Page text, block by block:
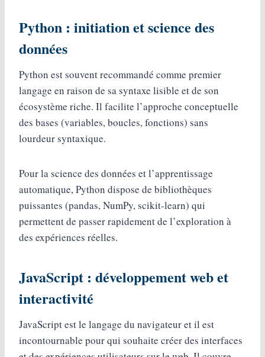
Python : initiation et science des
données
Python est souvent recommandé comme premier
langage en raison de sa syntaxe lisible et de son
écosystème riche. Il facilite l’approche conceptuelle
des bases (variables, boucles, fonctions) sans
lourdeur syntaxique.
Pour la science des données et l’apprentissage
automatique, Python dispose de bibliothèques
puissantes (pandas, NumPy, scikit-learn) qui
permettent de passer rapidement de l’exploration à
des expériences réelles.
JavaScript : développement web et
interactivité
JavaScript est le langage du navigateur et il est
incontournable pour qui souhaite créer des interfaces